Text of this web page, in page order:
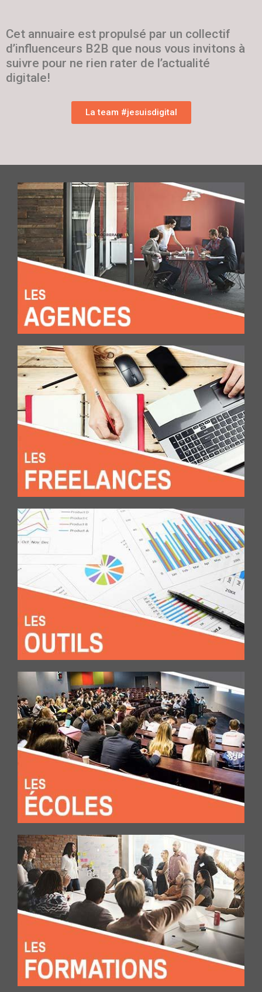
Cet annuaire est propulsé par un collectif
d’influenceurs B2B que nous vous invitons à
suivre pour ne rien rater de l’actualité
digitale!
La team #jesuisdigital